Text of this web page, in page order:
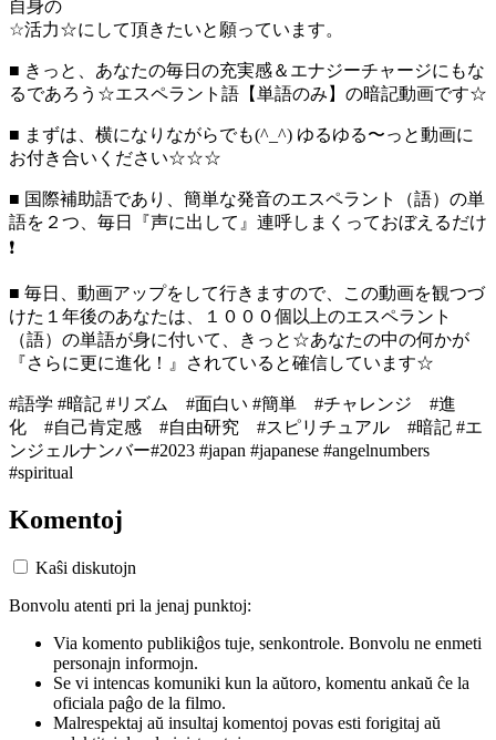
自身の
☆活力☆にして頂きたいと願っています。
■ きっと、あなたの毎日の充実感＆エナジーチャージにもな
るであろう☆エスペラント語【単語のみ】の暗記動画です☆
■ まずは、横になりながらでも(^_^) ゆるゆる〜っと動画に
お付き合いください☆☆☆
■ 国際補助語であり、簡単な発音のエスペラント（語）の単
語を２つ、毎日『声に出して』連呼しまくっておぼえるだけ
❗️
■ 毎日、動画アップをして行きますので、この動画を観つづ
けた１年後のあなたは、１０００個以上のエスペラント
（語）の単語が身に付いて、きっと☆あなたの中の何かが
『さらに更に進化！』されていると確信しています☆
#語学 #暗記 #リズム #面白い #簡単 #チャレンジ #進
化 #自己肯定感 #自由研究 #スピリチュアル #暗記 #エ
ンジェルナンバー#2023 #japan #japanese #angelnumbers
#spiritual
Komentoj
Kaŝi diskutojn
Bonvolu atenti pri la jenaj punktoj:
Via komento publikiĝos tuje, senkontrole. Bonvolu ne enmeti
personajn informojn.
Se vi intencas komuniki kun la aŭtoro, komentu ankaŭ ĉe la
oficiala paĝo de la filmo.
Malrespektaj aŭ insultaj komentoj povas esti forigitaj aŭ